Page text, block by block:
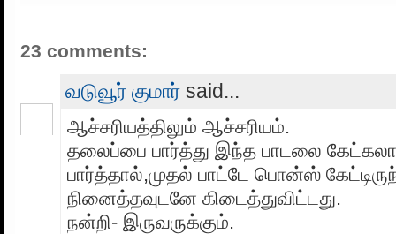
23 comments:
வடுவூர் குமார் said...
ஆச்சரியத்திலும் ஆச்சரியம்.
தலைப்பை பார்த்து இந்த பாடலை
பார்த்தால்,முதல் பாட்டே பொன்ஸ்
நினைத்தவுடனே கிடைத்துவிட்டது.
நன்றி- இருவருக்கும்.